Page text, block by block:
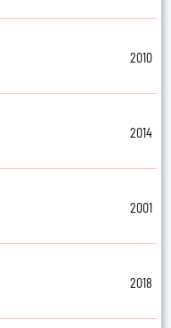
2010
2014
2001
2018